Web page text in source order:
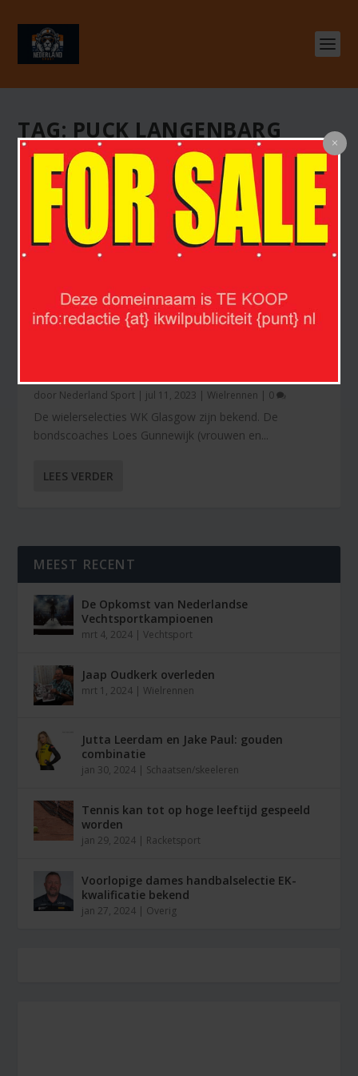
TAG: PUCK LANGENBARG
door Nederland Sport | jul 11, 2023 | Wielrennen | 0
De wielerselecties WK Glasgow zijn bekend. De
bondscoaches Loes Gunnewijk (vrouwen en...
LEES VERDER
MEEST RECENT
De Opkomst van Nederlandse
Vechtsportkampioenen
mrt 4, 2024 |Vechtsport
Jaap Oudkerk overleden
mrt 1, 2024 | Wielrennen
Jutta Leerdam en Jake Paul: gouden
combinatie
jan 30, 2024 | Schaatsen/skeeleren
Tennis kan tot op hoge leeftijd gespeeld
worden
jan 29, 2024 | Racketsport
Voorlopige dames handbalselectie EK-
kwalificatie bekend
jan 27, 2024 | Overig